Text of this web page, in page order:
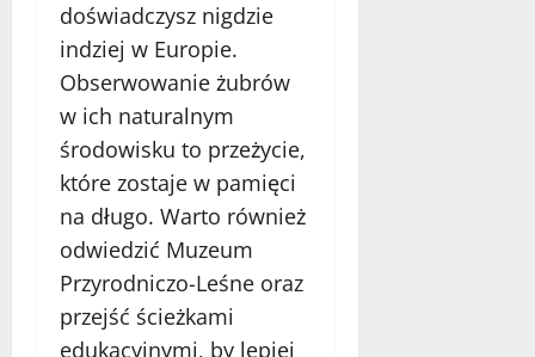
doświadczysz nigdzie
indziej w Europie.
Obserwowanie żubrów
w ich naturalnym
środowisku to przeżycie,
które zostaje w pamięci
na długo. Warto również
odwiedzić Muzeum
Przyrodniczo-Leśne oraz
przejść ścieżkami
edukacyjnymi, by lepiej